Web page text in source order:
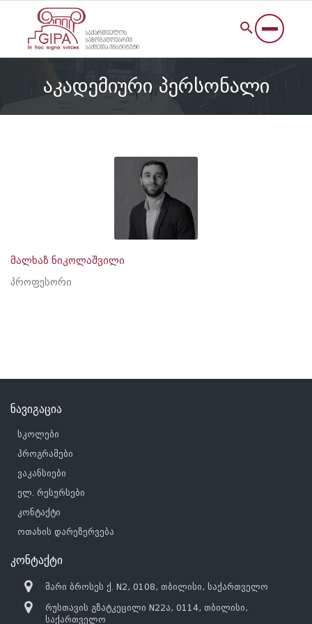
აკადემიური პერსონალი
მალხაზ ნიკოლაშვილი
პროფესორი
ნავიგაცია
სკოლები
პროგრამები
ვაკანსიები
ელ. რესურსები
კონტაქტი
ოთახის დარეზერვება
კონტაქტი
მარი ბროსეს ქ. N2, 0108, თბილისი, საქართველო
რუსთავის გზატკეცილი N22ა, 0114, თბილისი,
საქართველო